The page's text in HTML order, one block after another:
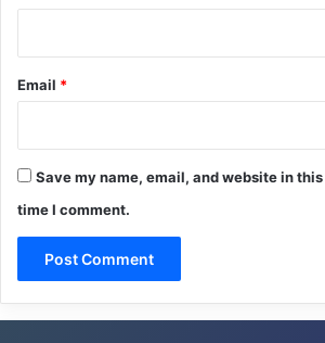
Email *
Save my name, email, and website in
time I comment.